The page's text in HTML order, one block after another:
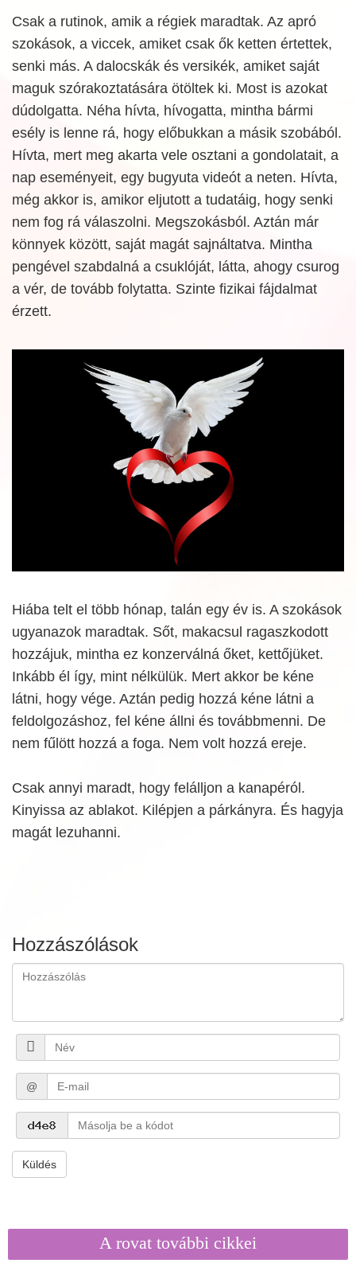
Csak a rutinok, amik a régiek maradtak. Az apró
szokások, a viccek, amiket csak ők ketten értettek,
senki más. A dalocskák és versikék, amiket saját
maguk szórakoztatására ötöltek ki. Most is azokat
dúdolgatta. Néha hívta, hívogatta, mintha bármi
esély is lenne rá, hogy előbukkan a másik szobából.
Hívta, mert meg akarta vele osztani a gondolatait, a
nap eseményeit, egy bugyuta videót a neten. Hívta,
még akkor is, amikor eljutott a tudatáig, hogy senki
nem fog rá válaszolni. Megszokásból. Aztán már
könnyek között, saját magát sajnáltatva. Mintha
pengével szabdalná a csuklóját, látta, ahogy csurog
a vér, de tovább folytatta. Szinte fizikai fájdalmat
érzett.
Hiába telt el több hónap, talán egy év is. A szokások
ugyanazok maradtak. Sőt, makacsul ragaszkodott
hozzájuk, mintha ez konzerválná őket, kettőjüket.
Inkább él így, mint nélkülük. Mert akkor be kéne
látni, hogy vége. Aztán pedig hozzá kéne látni a
feldolgozáshoz, fel kéne állni és továbbmenni. De
nem fűlött hozzá a foga. Nem volt hozzá ereje.
Csak annyi maradt, hogy felálljon a kanapéról.
Kinyissa az ablakot. Kilépjen a párkányra. És hagyja
magát lezuhanni.
Hozzászólások
@
Küldés
A rovat további cikkei